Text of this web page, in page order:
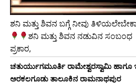
ಶನಿ ಮತ್ತು ಶಿವನ ಬಗ್ಗೆ ನೀವು
ಶನಿ ಮತ್ತು ಶಿವನ ನಡುವಿನ ಸಂಬಂಧ
ಪ್ರಕಾರ,
ಚತುರ್ಯುಗಮೂರ್ತಿ ರಾಮೇಶ್ವರಸ್ವಾಮಿ ಹಾಗೂ
ಅರಕಲಗೂಡು ತಾಲೂಕಿನ ರಾಮನಾಥಪುರ